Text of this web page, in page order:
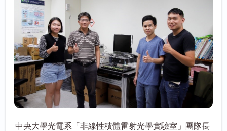
中央大學光電系「非線性積體雷射光學實驗室」團隊長